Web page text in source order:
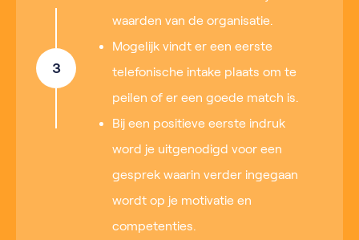
3
waarden van de organisatie.
Mogelijk vindt er een eerste
telefonische intake plaats om te
peilen of er een goede match is.
Bij een positieve eerste indruk
word je uitgenodigd voor een
gesprek waarin verder ingegaan
wordt op je motivatie en
competenties.